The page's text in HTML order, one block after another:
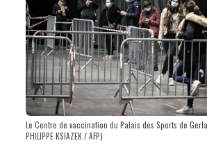
Le Centre de vaccination du Palais des Sports de
PHILIPPE KSIAZEK / AFP)